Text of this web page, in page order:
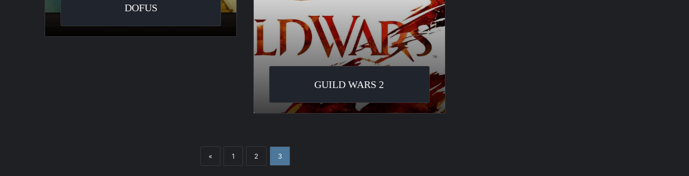
DOFUS
GUILD WARS 2
« 1 2 3